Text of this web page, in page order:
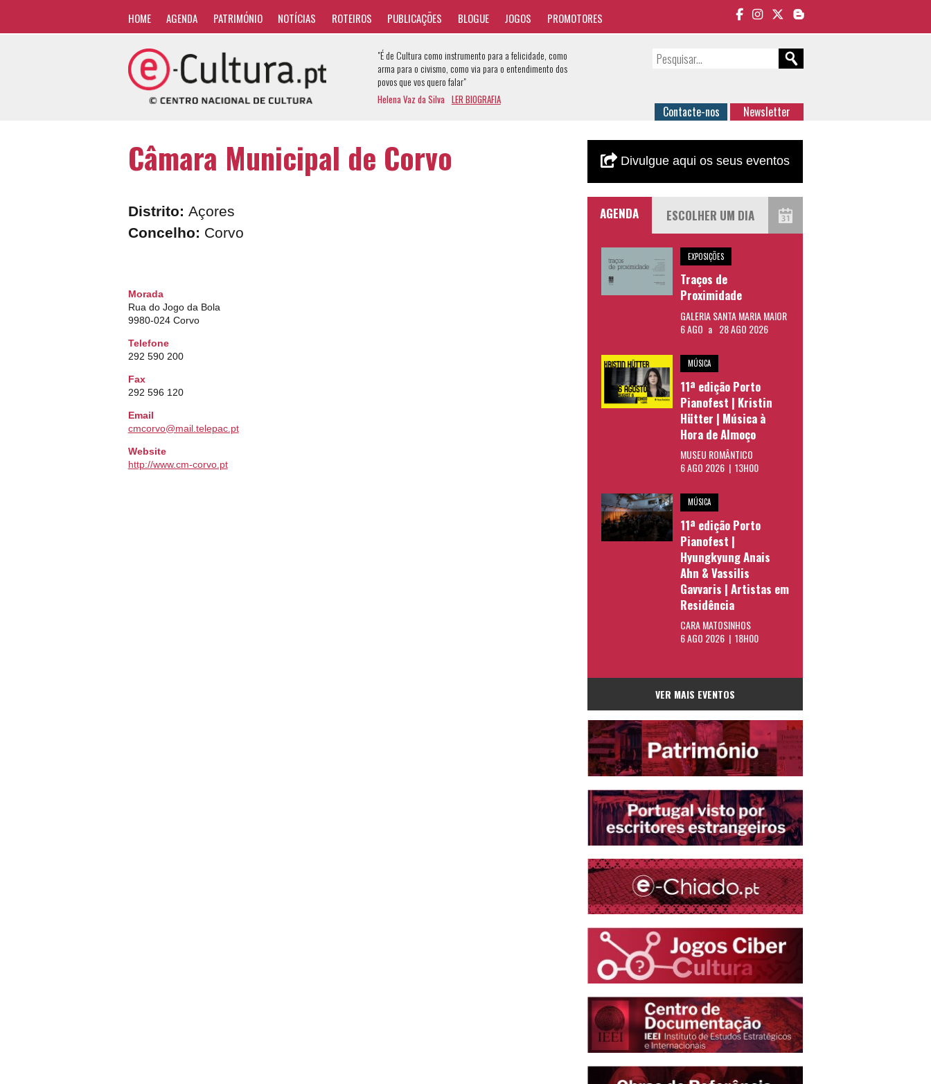
HOME AGENDA PATRIMÓNIO NOTÍCIAS ROTEIROS PUBLICAÇÕES BLOGUE JOGOS PROMOTORES
"É de Cultura como instrumento para a felicidade, como
arma para o civismo, como via para o entendimento dos
povos que vos quero falar"
Helena Vaz da Silva LER BIOGRAFIA
Contacte-nos Newsletter
Câmara Municipal de Corvo
Distrito: Açores
Concelho: Corvo
Morada
Rua do Jogo da Bola
9980-024 Corvo
Telefone
292 590 200
Fax
292 596 120
Email
cmcorvo@mail.telepac.pt
Website
http://www.cm-corvo.pt
Divulgue aqui os seus eventos
AGENDA
EXPOSIÇÕES
Traços de
Proximidade
GALERIA SANTA MARIA MAIOR
6 AGO a 28 AGO 2026
MÚSICA
11ª edição Porto
Pianofest | Kristin
Hütter | Música à
Hora de Almoço
MUSEU ROMÂNTICO
6 AGO 2026 | 13H00
MÚSICA
11ª edição Porto
Pianofest |
Hyungkyung Anais
Ahn & Vassilis
Gavvaris | Artistas em
Residência
CARA MATOSINHOS
6 AGO 2026 | 18H00
VER MAIS EVENTOS